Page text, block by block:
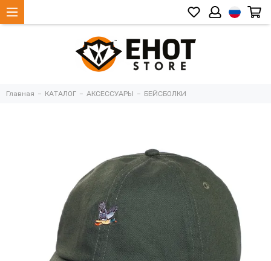
Главная КАТАЛОГ АКСЕССУАРЫ БЕЙСБОЛКИ